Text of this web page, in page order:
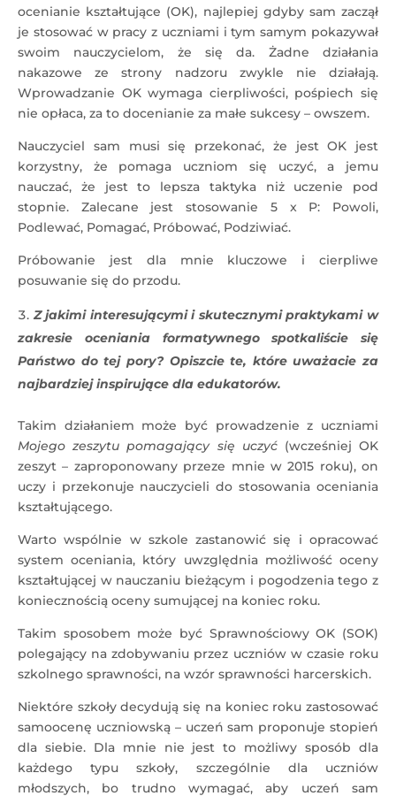
ocenianie kształtujące (OK), najlepiej gdyby sam zaczął
je stosować w pracy z uczniami i tym samym pokazywał
swoim nauczycielom, że się da. Żadne działania
nakazowe ze strony nadzoru zwykle nie działają.
Wprowadzanie OK wymaga cierpliwości, pośpiech się
nie opłaca, za to docenianie za małe sukcesy – owszem.
Nauczyciel sam musi się przekonać, że jest OK jest
korzystny, że pomaga uczniom się uczyć, a jemu
nauczać, że jest to lepsza taktyka niż uczenie pod
stopnie. Zalecane jest stosowanie 5 x P: Powoli,
Podlewać, Pomagać, Próbować, Podziwiać.
Próbowanie jest dla mnie kluczowe i cierpliwe
posuwanie się do przodu.
Z jakimi interesującymi i skutecznymi praktykami w
zakresie oceniania formatywnego spotkaliście się
Państwo do tej pory? Opiszcie te, które uważacie za
najbardziej inspirujące dla edukatorów.
Takim działaniem może być prowadzenie z uczniami
Mojego zeszytu pomagający się uczyć(wcześniej OK
zeszyt – zaproponowany przeze mnie w 2015 roku), on
uczy i przekonuje nauczycieli do stosowania oceniania
kształtującego.
Warto wspólnie w szkole zastanowić się i opracować
system oceniania, który uwzględnia możliwość oceny
kształtującej w nauczaniu bieżącym i pogodzenia tego z
koniecznością oceny sumującej na koniec roku.
Takim sposobem może być Sprawnościowy OK (SOK)
polegający na zdobywaniu przez uczniów w czasie roku
szkolnego sprawności, na wzór sprawności harcerskich.
Niektóre szkoły decydują się na koniec roku zastosować
samoocenę uczniowską – uczeń sam proponuje stopień
dla siebie. Dla mnie nie jest to możliwy sposób dla
każdego typu szkoły, szczególnie dla uczniów
młodszych, bo trudno wymagać, aby uczeń sam